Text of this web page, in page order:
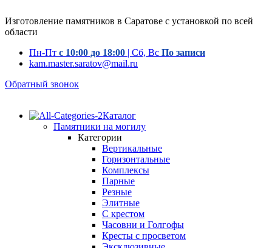
Изготовление памятников в Саратове с установкой по всей
области
Пн-Пт с 10:00 до 18:00 | Сб, Вс По записи
kam.master.saratov@mail.ru
Обратный звонок
Каталог
Памятники на могилу
Категории
Вертикальные
Горизонтальные
Комплексы
Парные
Резные
Элитные
С крестом
Часовни и Голгофы
Кресты с просветом